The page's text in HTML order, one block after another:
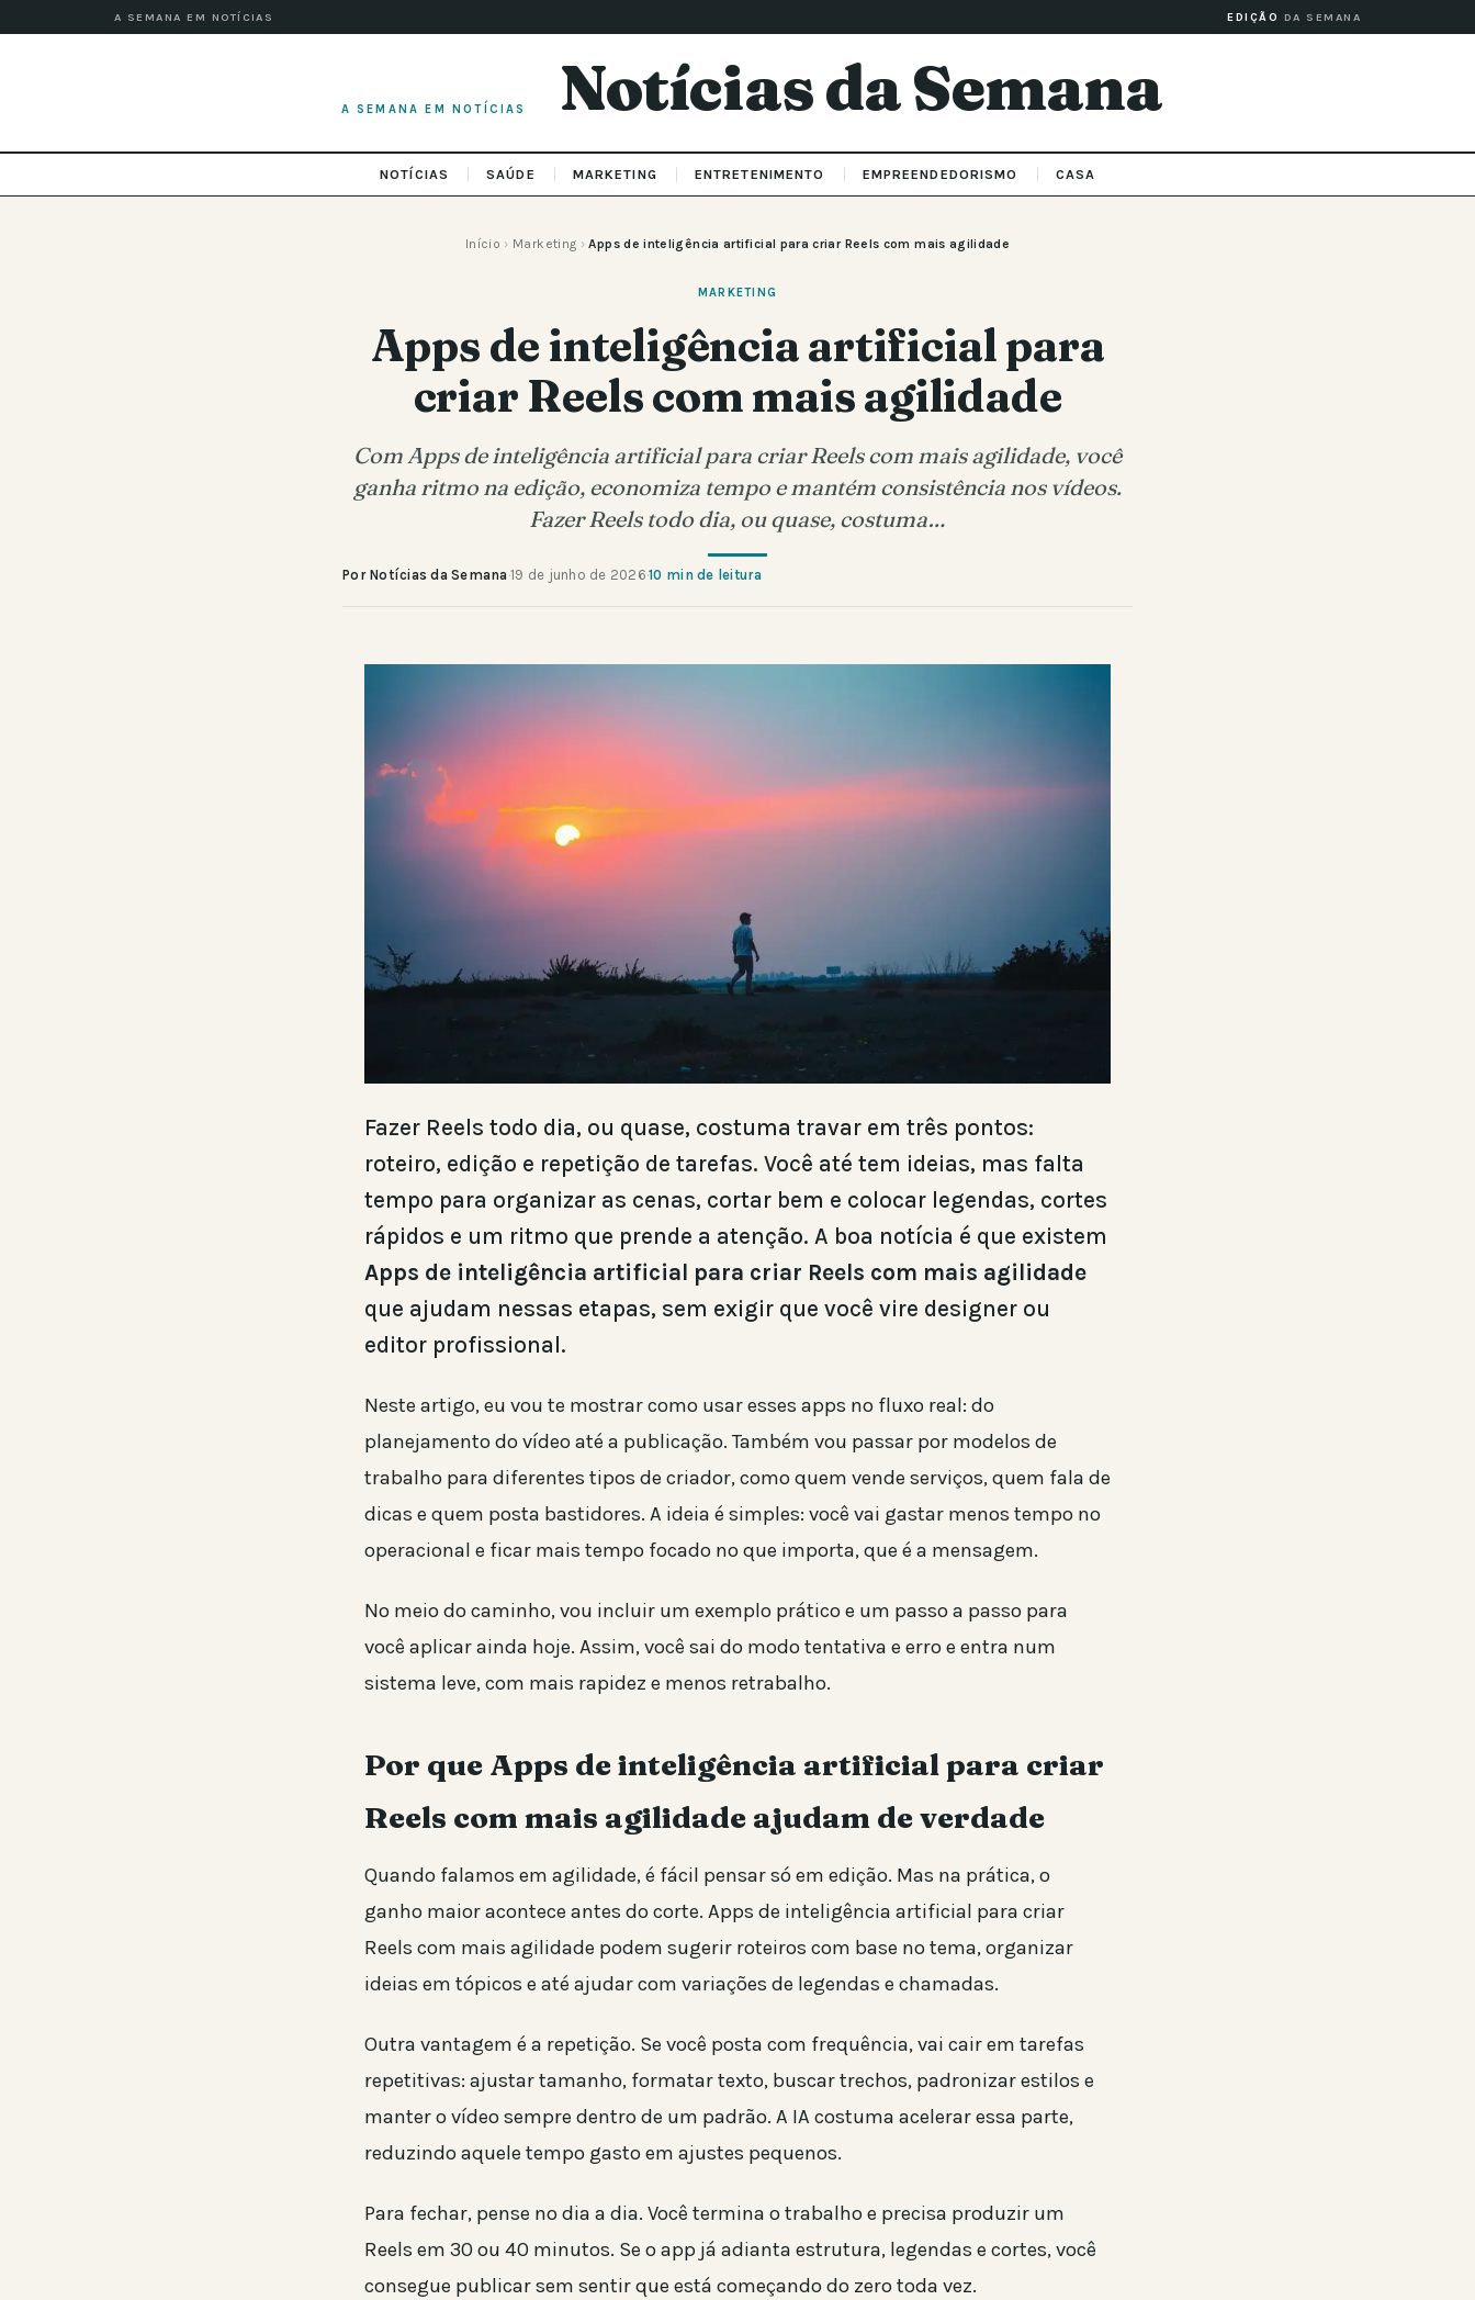
A SEMANA EM NOTÍCIAS EDIÇÃO DA SEMANA
A SEMANA EM NOTÍCIAS Notícias da Semana
NOTÍCIAS SAÚDE MARKETING ENTRETENIMENTO EMPREENDEDORISMO CASA
Início › Marketing › Apps de inteligência artificial para criar Reels com mais agilidade
MARKETING
Apps de inteligência artificial para
criar Reels com mais agilidade
Com Apps de inteligência artificial para criar Reels com mais agilidade, você
ganha ritmo na edição, economiza tempo e mantém consistência nos vídeos.
Fazer Reels todo dia, ou quase, costuma…
Por Notícias da Semana ·19 de junho de 2026·10 min de leitura
Fazer Reels todo dia, ou quase, costuma travar em três pontos:
roteiro, edição e repetição de tarefas. Você até tem ideias, mas falta
tempo para organizar as cenas, cortar bem e colocar legendas, cortes
rápidos e um ritmo que prende a atenção. A boa notícia é que existem
Apps de inteligência artificial para criar Reels com mais agilidade
que ajudam nessas etapas, sem exigir que você vire designer ou
editor profissional.
Neste artigo, eu vou te mostrar como usar esses apps no fluxo real: do
planejamento do vídeo até a publicação. Também vou passar por modelos de
trabalho para diferentes tipos de criador, como quem vende serviços, quem fala de
dicas e quem posta bastidores. A ideia é simples: você vai gastar menos tempo no
operacional e ficar mais tempo focado no que importa, que é a mensagem.
No meio do caminho, vou incluir um exemplo prático e um passo a passo para
você aplicar ainda hoje. Assim, você sai do modo tentativa e erro e entra num
sistema leve, com mais rapidez e menos retrabalho.
Por que Apps de inteligência artificial para criar
Reels com mais agilidade ajudam de verdade
Quando falamos em agilidade, é fácil pensar só em edição. Mas na prática, o
ganho maior acontece antes do corte. Apps de inteligência artificial para criar
Reels com mais agilidade podem sugerir roteiros com base no tema, organizar
ideias em tópicos e até ajudar com variações de legendas e chamadas.
Outra vantagem é a repetição. Se você posta com frequência, vai cair em tarefas
repetitivas: ajustar tamanho, formatar texto, buscar trechos, padronizar estilos e
manter o vídeo sempre dentro de um padrão. A IA costuma acelerar essa parte,
reduzindo aquele tempo gasto em ajustes pequenos.
Para fechar, pense no dia a dia. Você termina o trabalho e precisa produzir um
Reels em 30 ou 40 minutos. Se o app já adianta estrutura, legendas e cortes, você
consegue publicar sem sentir que está começando do zero toda vez.